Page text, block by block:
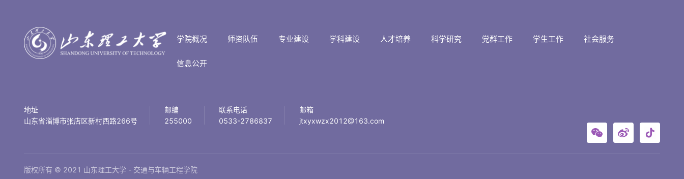
学院概况 师资队伍 专业建设 学科建设 人才培养 科学研究 党群工作 学生工作 社会服务
信息公开
地址
山东省淄博市张店区新村西路266号
邮编
255000
联系电话
0533-2786837
邮箱
jtxyxwzx2012@163.com
版权所有 © 2021 山东理工大学 - 交通与车辆工程学院